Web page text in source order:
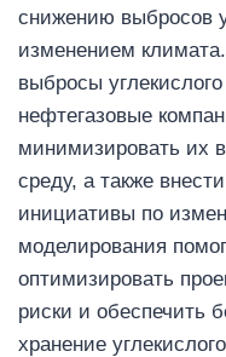
снижению выбросов
изменением
выбросы
нефтегазовые
минимизировать их
среду, а также
инициативы по
моделирования
оптимизировать
риски и обеспечить
хранение